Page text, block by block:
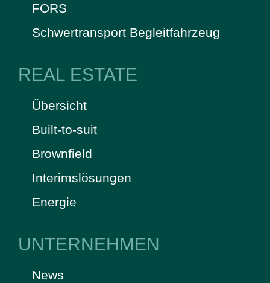
FORS
Schwertransport Begleitfahrzeug
REAL ESTATE
Übersicht
Built-to-suit
Brownfield
Interimslösungen
Energie
UNTERNEHMEN
News